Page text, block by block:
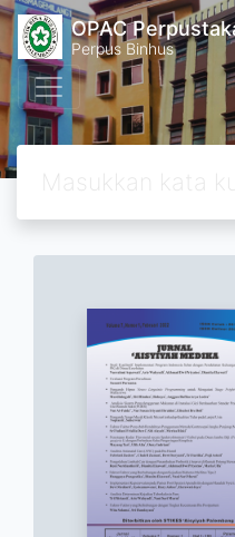
OPAC
Perpus Binhus